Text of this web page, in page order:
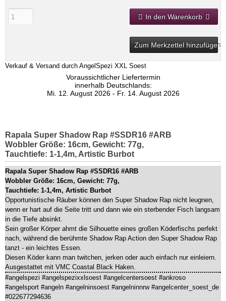
In den Warenkorb
Zum Merkzettel hinzufügen
Verkauf & Versand durch AngelSpezi XXL Soest
Voraussichtlicher Liefertermin
innerhalb Deutschlands:
Mi. 12. August 2026 - Fr. 14. August 2026
Rapala Super Shadow Rap #SSDR16 #ARB
Wobbler Größe: 16cm, Gewicht: 77g,
Tauchtiefe: 1-1,4m, Artistic Burbot
Rapala Super Shadow Rap #SSDR16 #ARB
Wobbler Größe: 16cm, Gewicht: 77g,
Tauchtiefe: 1-1,4m, Artistic Burbot
Opportunistische Räuber können den Super Shadow Rap nicht leugnen,
wenn er hart auf die Seite tritt und dann wie ein sterbender Fisch langsam
in die Tiefe absinkt.
Sein großer Körper ahmt die Silhouette eines großen Köderfischs perfekt
nach, während die berühmte Shadow Rap Action den Super Shadow Rap
tanzt - ein leichtes Essen.
Diesen Köder kann man twitchen, jerken oder auch einfach nur einleiern.
Ausgestattet mit VMC Coastal Black Haken.
#angelspezi #angelspezixxlsoest #angelcentersoest #ankroso
#angelsport #angeln #angelninsoest #angelninnrw #angelcenter_soest_de
#022677294636